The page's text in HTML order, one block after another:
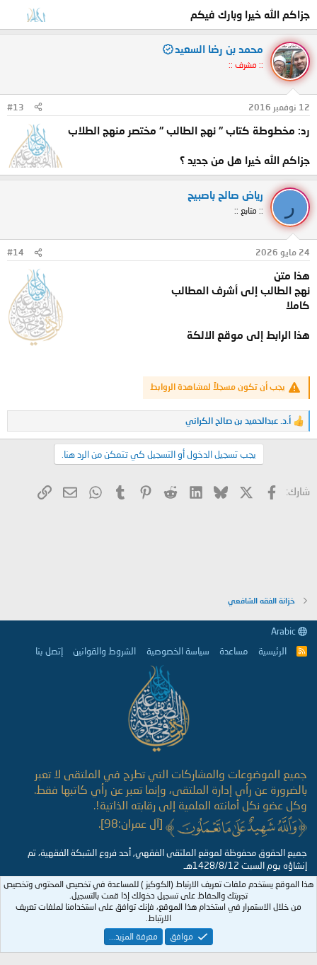
جزاكم الله خيرا وبارك فيكم
محمد بن رضا السعيد
:: مشرف ::
12 نوفمبر 2016 #13
رد: مخطوطة كتاب " نهج الطالب " مختصر منهج الطلاب
جزاكم الله خيرا هل من جديد ؟
ر
رياض صالح باصبيح
:: متابع ::
24 مايو 2026 #14
هذا متن
نهج الطالب إلى أشرف المطالب
كاملا
هذا الرابط إلى موقع الالكة
يجب أن تكون مسجلاً لمشاهدة الروابط
ا
ل
ل
أ.د. عبدالحميد بن صالح الكراني
يجب تسجيل الدخول أو التسجيل كي تتمكن من الرد هنا.
شارك: فيسبوك Bluesky
LinkedIn
Reddit
Pinterest
Tumblr
WhatsApp
البريد
خزانة الفقه الشافعي
R
الرئيسية مساعدة سياسة الخصوصية الشروط والقوانين إتصل بنا
جميع الموضوعات والمشاركات التي تطرح في الملتقى لا تعبر
بالضرورة عن رأي إدارة الملتقى، وإنما تعبر عن رأي كاتبها فقط.
وكل عضو نكل أمانته العلمية إلى رقابته الذاتية!.
[آل عمران:98].
جميع الحقوق محفوظة لموقع الملتقى الفقهي, أحد فروع الشبكة الفقهية، تم
إنشاؤه يوم السبت 1428/8/12هـ
هذا الموقع يستخدم ملفات تعريف الارتباط (الكوكيز ) للمساعدة في تخصيص المحتوى وتخصيص
تجربتك والحفاظ على تسجيل دخولك إذا قمت بالتسجيل.
من خلال الاستمرار في استخدام هذا الموقع، فإنك توافق على استخدامنا لملفات تعريف
الارتباط.
موافق
معرفة المزيد...